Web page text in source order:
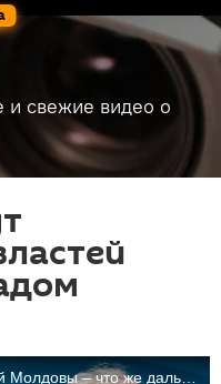
и свежие видео о